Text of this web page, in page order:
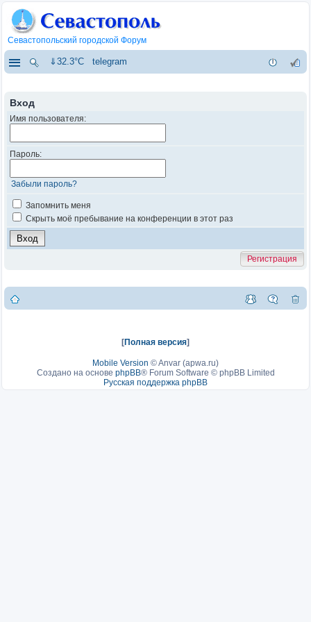
Севастопольский городской Форум
⇓32.3°C telegram
Вход
Имя пользователя:
Пароль:
Забыли пароль?
Запомнить меня
Скрыть моё пребывание на конференции в этот раз
Регистрация
[Полная версия]
Mobile Version ©Anvar (apwa.ru)
Создано на основе phpBB® Forum Software © phpBB Limited
Русская поддержка phpBB